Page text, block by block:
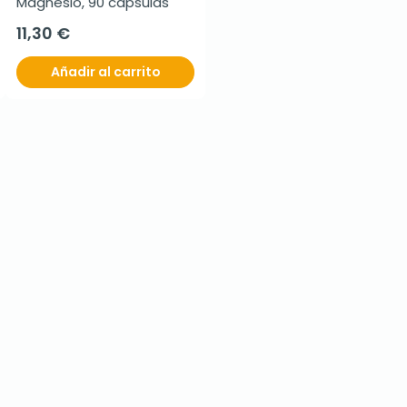
11,30 €
Añadir al carrito